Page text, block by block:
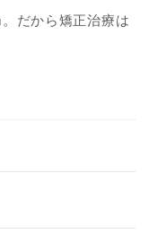
だから矯正治療は